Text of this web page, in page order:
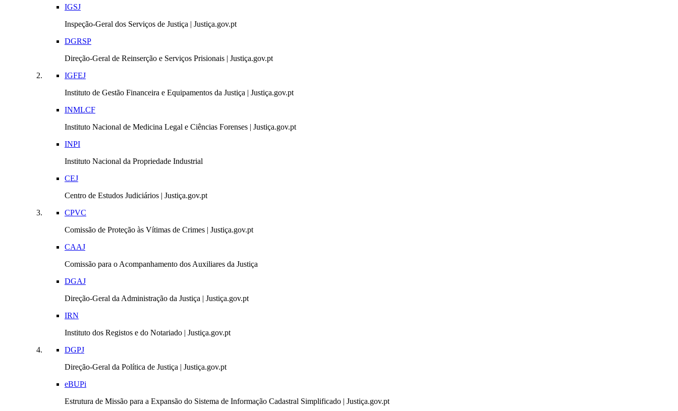
IGSJ
Inspeção-Geral dos Serviços de Justiça | Justiça.gov.pt
DGRSP
Direção-Geral de Reinserção e Serviços Prisionais | Justiça.gov.pt
IGFEJ
Instituto de Gestão Financeira e Equipamentos da Justiça | Justiça.gov.pt
INMLCF
Instituto Nacional de Medicina Legal e Ciências Forenses | Justiça.gov.pt
INPI
Instituto Nacional da Propriedade Industrial
CEJ
Centro de Estudos Judiciários | Justiça.gov.pt
CPVC
Comissão de Proteção às Vítimas de Crimes | Justiça.gov.pt
CAAJ
Comissão para o Acompanhamento dos Auxiliares da Justiça
DGAJ
Direção-Geral da Administração da Justiça | Justiça.gov.pt
IRN
Instituto dos Registos e do Notariado | Justiça.gov.pt
DGPJ
Direção-Geral da Política de Justiça | Justiça.gov.pt
eBUPi
Estrutura de Missão para a Expansão do Sistema de Informação Cadastral Simplificado | Justiça.gov.pt